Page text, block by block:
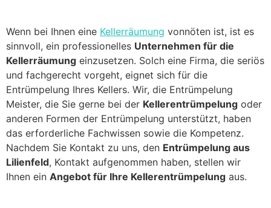
Wenn bei Ihnen eine Kellerräumung vonnöten ist, ist es
sinnvoll, ein professionelles Unternehmen für die
Kellerräumung einzusetzen. Solch eine Firma, die seriös
und fachgerecht vorgeht, eignet sich für die
Entrümpelung Ihres Kellers. Wir, die Entrümpelung
Meister, die Sie gerne bei der Kellerentrümpelung oder
anderen Formen der Entrümpelung unterstützt, haben
das erforderliche Fachwissen sowie die Kompetenz.
Nachdem Sie Kontakt zu uns, den Entrümpelung aus
Lilienfeld, Kontakt aufgenommen haben, stellen wir
Ihnen ein Angebot für Ihre Kellerentrümpelung aus.